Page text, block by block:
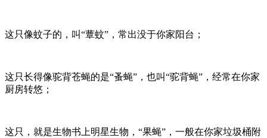
这只像蚊子的，叫“蕈蚊”，常出没于你家阳台；
这只长得像驼背苍蝇的是“蚤蝇”，也叫“驼背蝇”，经常在你家
厨房转悠；
这只，就是生物书上明星生物，“果蝇”，一般在你家垃圾桶附